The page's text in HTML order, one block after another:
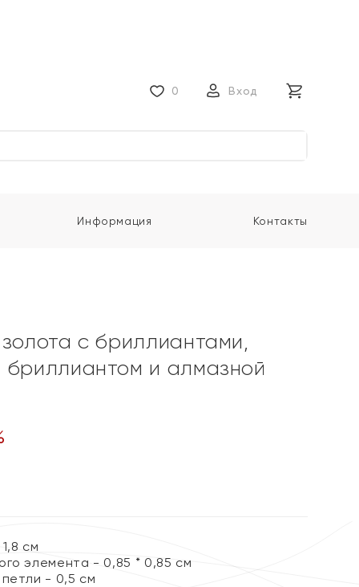
0 Вход
Информация Контакты
с бриллиантами,
и алмазной
см
элемента - 0,85 * 0,85 см
- 0,5 см